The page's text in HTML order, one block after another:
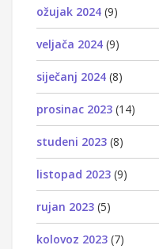
ožujak 2024 (9)
veljača 2024 (9)
siječanj 2024 (8)
prosinac 2023 (14)
studeni 2023 (8)
listopad 2023 (9)
rujan 2023 (5)
kolovoz 2023 (7)